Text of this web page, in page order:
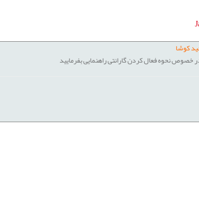
کوشا
خصوص نحوه فعال کردن گارانتی راهنمایی بفرمایید